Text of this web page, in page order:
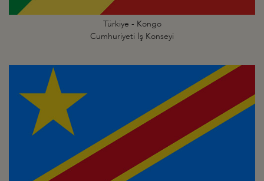
Türkiye - Kongo
Cumhuriyeti İş Konseyi